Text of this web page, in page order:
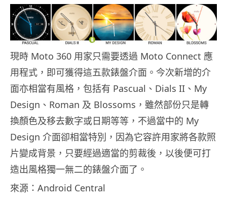
現時 Moto 360 用家只需要透過 Moto Connect 應
用程式，即可獲得這五款錶盤介面。今次新增的介
面亦相當有風格，包括有 Pascual、Dials II、My
Design、Roman 及 Blossoms，雖然部份只是轉
換顏色及移去數字或日期等等，不過當中的 My
Design 介面卻相當特別，因為它容許用家將各款照
片變成背景，只要經過適當的剪裁後，以後便可打
造出風格獨一無二的錶盤介面了。
來源：Android Central